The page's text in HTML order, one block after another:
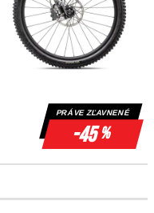
PRÁVE ZĽAVNENÉ
-45%